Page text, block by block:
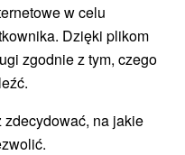
w celu
Dzięki plikom
zgodnie z tym, czego
na jakie